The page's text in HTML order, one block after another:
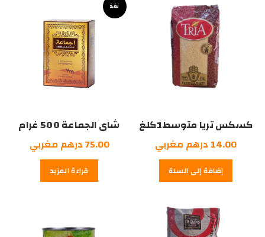
كسكس تريا متوسط1كلغ
14.00 درهم مغربي
إضافة إلى السلة
نفذ
شاي الجماعة 500 غرام
75.00درهم مغربي
قراءة المزيد